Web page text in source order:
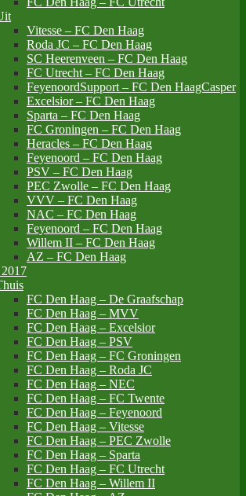
Vitesse – FC Den Haag
Roda JC – FC Den Haag
SC Heerenveen – FC Den Haag
FC Utrecht – FC Den Haag
FeyenoordSupport – FC Den HaagCasper
Excelsior – FC Den Haag
Sparta – FC Den Haag
FC Groningen – FC Den Haag
Heracles – FC Den Haag
Feyenoord – FC Den Haag
PSV – FC Den Haag
PEC Zwolle – FC Den Haag
VVV – FC Den Haag
NAC – FC Den Haag
Feyenoord – FC Den Haag
Willem II – FC Den Haag
AZ – FC Den Haag
FC Den Haag – De Graafschap
FC Den Haag – MVV
FC Den Haag – Excelsior
FC Den Haag – PSV
FC Den Haag – FC Groningen
FC Den Haag – Roda JC
FC Den Haag – NEC
FC Den Haag – FC Twente
FC Den Haag – Feyenoord
FC Den Haag – Vitesse
FC Den Haag – PEC Zwolle
FC Den Haag – Sparta
FC Den Haag – FC Utrecht
FC Den Haag – Willem II